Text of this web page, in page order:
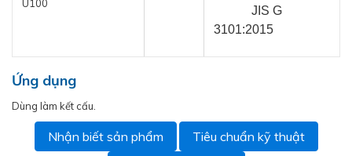
U100
3101:2015
Ứng dụng
Dùng làm kết cấu.
Nhận biết sản phẩm
Tiêu chuẩn kỹ thuật